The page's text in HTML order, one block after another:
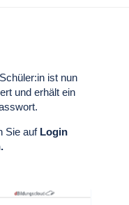
ist nun
und erhält ein
Sie auf Login